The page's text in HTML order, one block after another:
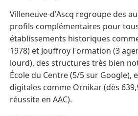
Villeneuve-d'Ascq regroupe des
profils complémentaires pour
établissements historiques
1978) et Jouffroy Formation (3
lourd), des structures très bien
École du Centre (5/5 sur Google),
digitales comme Ornikar (dès
réussite en AAC).